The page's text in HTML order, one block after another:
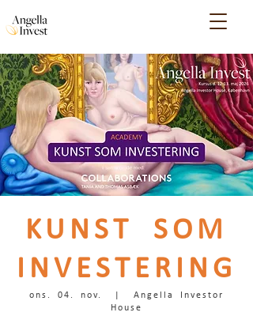
KUNST SOM
INVESTERING
ons. 04. nov.
Angella Investor
House